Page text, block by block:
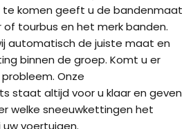
komen geeft u de bandenmaat
tourbus en het merk banden.
automatisch de juiste maat en
binnen de groep. Komt u er
Onze
staat altijd voor u klaar en geven
welke sneeuwkettingen het
voertuigen.